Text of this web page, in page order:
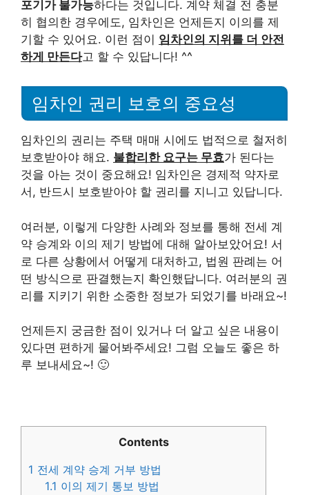
포기가 불가능하다는 것입니다. 계약 체결 전 충분
히 협의한 경우에도, 임차인은 언제든지 이의를 제
기할 수 있어요. 이런 점이 임차인의 지위를 더 안전
하게 만든다고 할 수 있답니다! ^^
임차인 권리 보호의 중요성
임차인의 권리는 주택 매매 시에도 법적으로 철저히
보호받아야 해요. 불합리한 요구는 무효가 된다는
것을 아는 것이 중요해요! 임차인은 경제적 약자로
서, 반드시 보호받아야 할 권리를 지니고 있답니다.
여러분, 이렇게 다양한 사례와 정보를 통해 전세 계
약 승계와 이의 제기 방법에 대해 알아보았어요! 서
로 다른 상황에서 어떻게 대처하고, 법원 판례는 어
떤 방식으로 판결했는지 확인했답니다. 여러분의 권
리를 지키기 위한 소중한 정보가 되었기를 바래요~!
언제든지 궁금한 점이 있거나 더 알고 싶은 내용이
있다면 편하게 물어봐주세요! 그럼 오늘도 좋은 하
루 보내세요~! 🙂
Contents
1 전세 계약 승계 거부 방법
1.1 이의 제기 통보 방법